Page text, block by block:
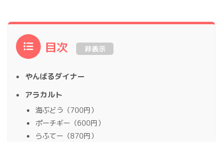
目次 非表示
やんばるダイナー
アラカルト
海ぶどう（700円）
ポーチギー（600円）
らふてー（870円）